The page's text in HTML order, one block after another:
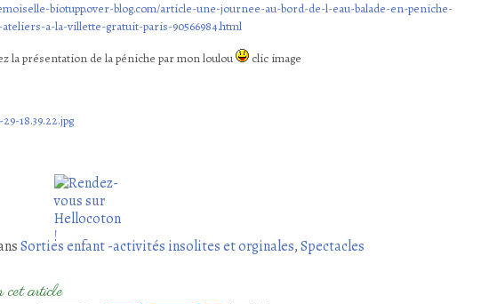
biotupp.over-blog.com/article-une-journee-au-bord-de-l-eau-balade-en-peniche-
ateliers-a-la-villette-gratuit-paris-90566984.html
la présentation de la péniche par mon loulou
clic image
Sorties enfant -activités insolites et orginales,Spectacles
article